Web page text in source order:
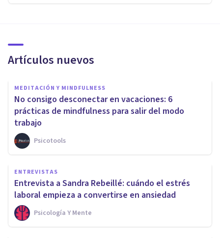
Artículos nuevos
MEDITACIÓN Y MINDFULNESS
No consigo desconectar en vacaciones: 6
prácticas de mindfulness para salir del modo
trabajo
Psicotools
ENTREVISTAS
Entrevista a Sandra Rebeillé: cuándo el estrés
laboral empieza a convertirse en ansiedad
Psicología Y Mente